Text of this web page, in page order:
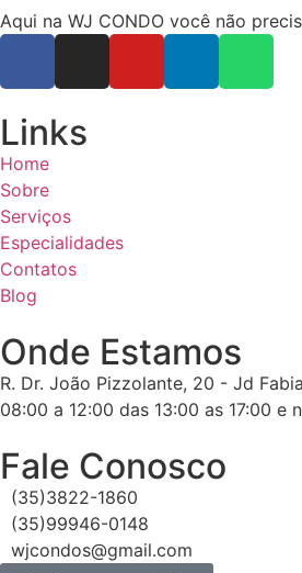
Aqui na WJ CONDO você não
Links
Home
Sobre
Serviços
Especialidades
Contatos
Blog
Onde Estamos
R. Dr. João Pizzolante, 20 - Jd
08:00 a 12:00 das 13:00 as 17:00 e
Fale Conosco
(35)3822-1860
(35)99946-0148
wjcondos@gmail.com